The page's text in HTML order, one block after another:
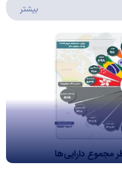
بیشتر
مجموع دارایی‌ها